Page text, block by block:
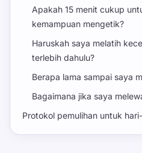
Apakah 15 menit cukup
kemampuan mengetik?
Haruskah saya melatih
terlebih dahulu?
Berapa lama sampai saya
Bagaimana jika saya
Protokol pemulihan untuk